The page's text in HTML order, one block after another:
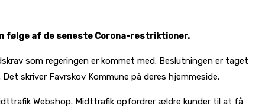
følge af de seneste Corona-restriktioner.
som regeringen er kommet med. Beslutningen er taget
skriver Favrskov Kommune på deres hjemmeside.
Webshop. Midttrafik opfordrer ældre kunder til at få